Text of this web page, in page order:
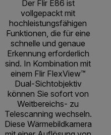
Der Flir E86 ist
vollgepackt mit
hochleistungsfähigen
Funktionen, die für eine
schnelle und genaue
Erkennung erforderlich
sind. In Kombination mit
einem Flir FlexView™
Dual-Sichtobjektiv
können Sie sofort von
Weitbereichs- zu
Telescanning wechseln.
Diese Wärmebildkamera